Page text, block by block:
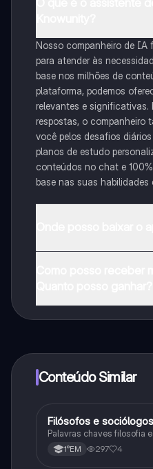
Nosso companheiro de IA
para atender às
base nos milhões de
plataforma, podemos
relevantes e
respostas, o companheiro
você pelos desafios
planos de estudo
conteúdos no chat e
base nas suas habilidades
Conteúdo Similar
Sociologia
Filósofos e sociólogos
Palavras chaves filosofia
1°EM 297 4